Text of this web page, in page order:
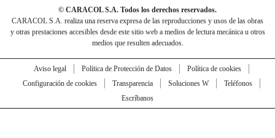
© CARACOL S.A. Todos los derechos reservados.
CARACOL S.A. realiza una reserva expresa de las reproducciones y usos de las obras
y otras prestaciones accesibles desde este sitio web a medios de lectura mecánica u otros
medios que resulten adecuados.
Aviso legal Política de Protección de Datos
Política de cookies
Configuración de cookies
Transparencia Soluciones W
Teléfonos
Escríbanos